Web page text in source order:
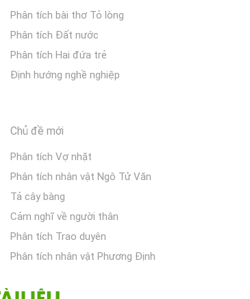
Phân tích bài thơ Tỏ lòng
Phân tích Đất nước
Phân tích Hai đứa trẻ
Định hướng nghề nghiệp
Chủ đề mới
Phân tích Vợ nhặt
Phân tích nhân vật Ngô Tử Văn
Tả cây bàng
Cảm nghĩ về người thân
Phân tích Trao duyên
Phân tích nhân vật Phương Định